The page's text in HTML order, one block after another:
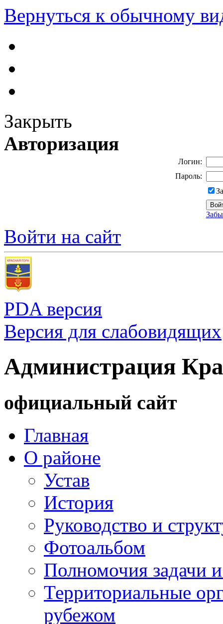
Вернуться к обычному
Закрыть
Авторизация
Логин:
Пароль:
Войти на сайт
PDA версия
Версия для слабовидящих
Администрация
официальный сайт
Главная
О районе
Устав
История
Руководство и
Фотоальбом
Полномочия задачи
Территориальные
рубежом